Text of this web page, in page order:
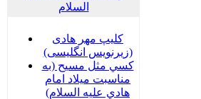
السلام
کلیپ مهر هادی
(زیرنویس انگلیسی)
كسي مثل مسيح (به
مناسبت ميلاد امام
هادي عليه السلام)